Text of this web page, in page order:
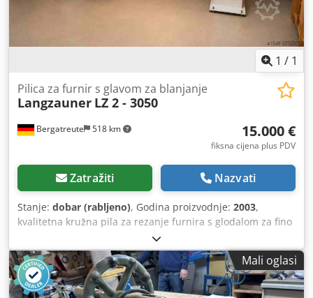
1 / 1
Bergatreute 518 km
Pilica za furnir s glavom za blanjanje
Langzauner LZ 2 - 3050
15.000 €
fiksna cijena plus PDV
Zatražiti Nazvati
Stanje: dobar (rabljeno), Godina proizvodnje: 2003,
kvalitetna kružna pila za rezanje furnira s glodalom za fino
podešavanje Dksdpfx Aezlqbaenzor maksimalna duljina
reza: 3050 mm s stražnjim graničnikom
Mali oglasi